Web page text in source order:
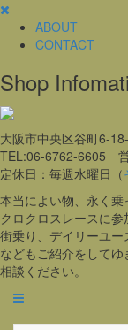
ABOUT
CONTACT
Shop
大阪市中央区谷町6-
TEL:06-6762-6605
定休日：毎週水曜日（
本当によい物、永く
クロクロスレースに参
街乗り、デイリーユ
などもご紹介をして
相談ください。